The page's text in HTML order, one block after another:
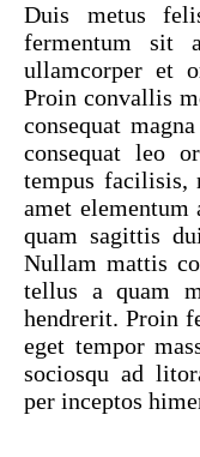
Duis metus
fermentum sit
ullamcorper et
Proin convallis
consequat
consequat leo
tempus facilisis,
amet
quam sagittis
Nullam mattis
tellus a quam
hendrerit. Proin
eget tempor
sociosqu ad
per inceptos